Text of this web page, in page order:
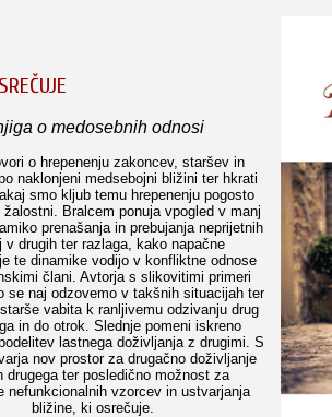
o medosebnih odnosi
o hrepenenju zakoncev, staršev in
naklonjeni medsebojni bližini ter hkrati
smo kljub temu hrepenenju pogosto
Bralcem ponuja vpogled v manj
prenašanja in prebujanja neprijetnih
v drugih ter razlaga, kako napačne
te dinamike vodijo v konfliktne odnose
člani. Avtorja s slikovitimi primeri
se naj odzovemo v takšnih situacijah ter
vabita k ranljivemu odzivanju drug
in do otrok. Slednje pomeni iskreno
lastnega doživljanja z drugimi. S
nov prostor za drugačno doživljanje
drugega ter posledično možnost za
nefunkcionalnih vzorcev in ustvarjanja
bližine, ki osrečuje.